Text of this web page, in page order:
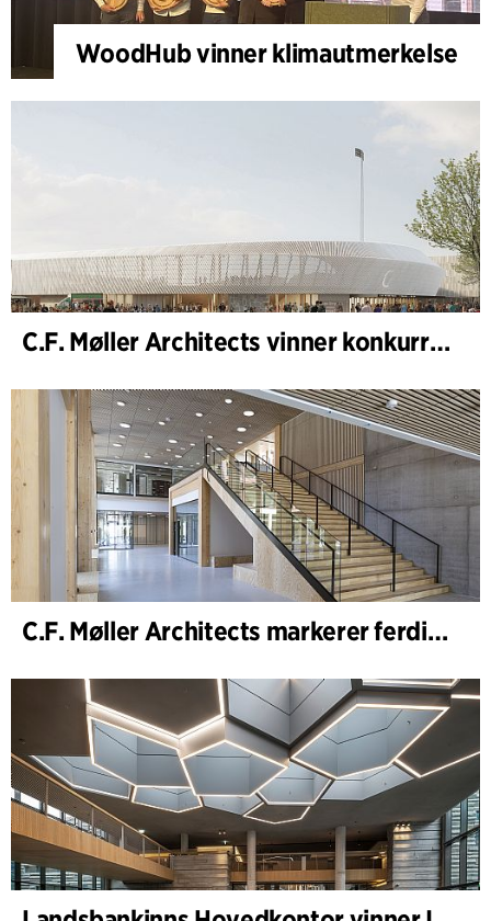
WoodHub vinner klimautmerkelse
C.F. Møller Architects vinner konkurranse om nytt stadion i Malmö
C.F. Møller Architects markerer ferdigstillelsen av WoodHub – Danmarks største kontorbygg i tre